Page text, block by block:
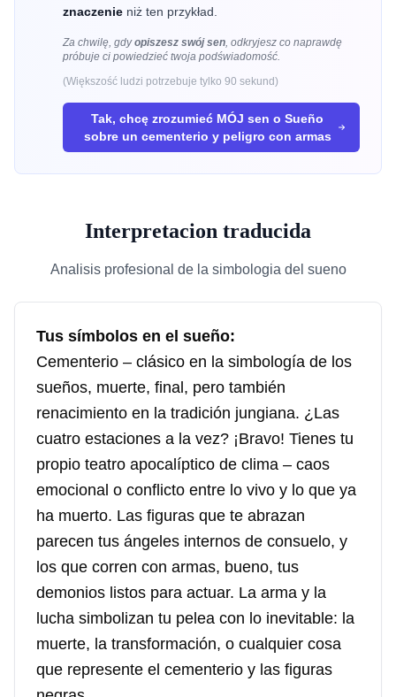
znaczenie niż ten przykład.
Za chwilę, gdyopiszesz swój sen, odkryjesz co naprawdę
próbuje ci powiedzieć twoja podświadomość.
(Większość ludzi potrzebuje tylko 90 sekund)
Tak, chcę zrozumieć MÓJ sen oSueño
sobre un cementerio y peligro con armas
Interpretacion traducida
Analisis profesional de la simbologia del sueno
Tus símbolos en el sueño:
Cementerio – clásico en la simbología de los
sueños, muerte, final, pero también
renacimiento en la tradición jungiana. ¿Las
cuatro estaciones a la vez? ¡Bravo! Tienes tu
propio teatro apocalíptico de clima – caos
emocional o conflicto entre lo vivo y lo que ya
ha muerto. Las figuras que te abrazan
parecen tus ángeles internos de consuelo, y
los que corren con armas, bueno, tus
demonios listos para actuar. La arma y la
lucha simbolizan tu pelea con lo inevitable: la
muerte, la transformación, o cualquier cosa
que represente el cementerio y las figuras